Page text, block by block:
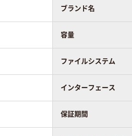
ブランド名
容量
ファイルシステム
インターフェース
保証期間